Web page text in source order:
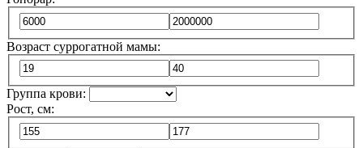
Возраст суррогатной мамы:
Группа крови:
Рост, см: